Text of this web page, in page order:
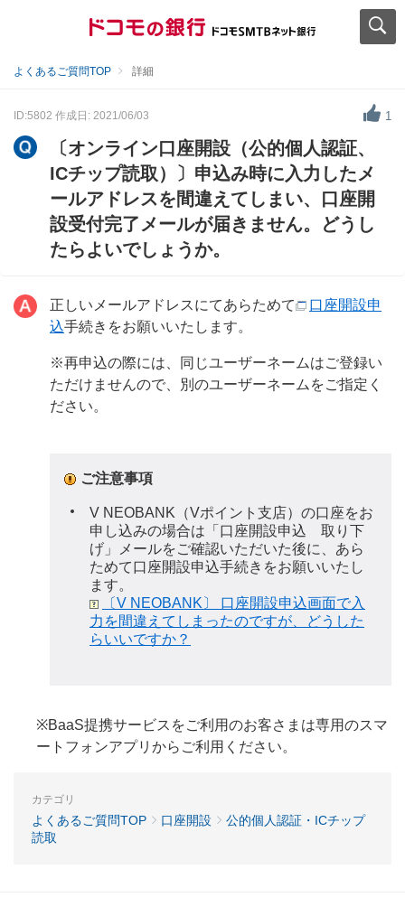
よくあるご質問TOP 詳細
ID:5802 作成日: 2021/06/03 1
〔オンライン口座開設（公的個人認証、
ICチップ読取）〕申込み時に入力したメ
ールアドレスを間違えてしまい、口座開
設受付完了メールが届きません。どうし
たらよいでしょうか。
正しいメールアドレスにてあらためて
口座開設申
込手続きをお願いいたします。
※再申込の際には、同じユーザーネームはご登録い
ただけませんので、別のユーザーネームをご指定く
ださい。
ご注意事項
V NEOBANK（Vポイント支店）の口座をお
申し込みの場合は「口座開設申込 取り下
げ」メールをご確認いただいた後に、あら
ためて口座開設申込手続きをお願いいたし
ます。
〔V NEOBANK〕 口座開設申込画面で入
力を間違えてしまったのですが、どうした
らいいですか？
※BaaS提携サービスをご利用のお客さまは専用のスマ
ートフォンアプリからご利用ください。
カテゴリ
よくあるご質問TOP 口座開設
公的個人認証・ICチップ
読取